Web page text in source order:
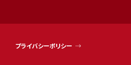
プライバシーポリシー